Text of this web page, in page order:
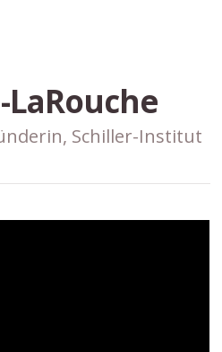
Schiller-Institut